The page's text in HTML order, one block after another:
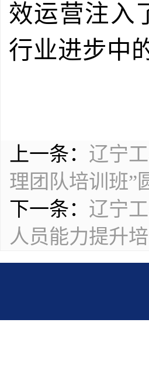
效运营注入
行业进步中
上一条： 辽宁
理团队培训班”
下一条： 辽宁
人员能力提升